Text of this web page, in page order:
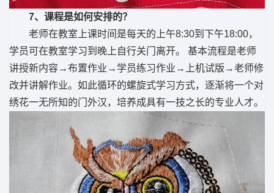
7、课程是如何安排的？
老师在教室上课时间是每天的上午8:30到下午18:00，
学员可在教室学习到晚上自行关门离开。 基本流程是老师
讲授新内容→布置作业→学员练习作业→上机试版→老师修
改并讲解作业。如此循环的螺旋式学习方式，逐渐将一个对
绣花一无所知的门外汉，培养成具有一技之长的专业人才。